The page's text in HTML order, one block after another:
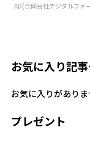
AD(合同会社デジタルファ
お気に入り記
お気に入りがありま
プレゼント